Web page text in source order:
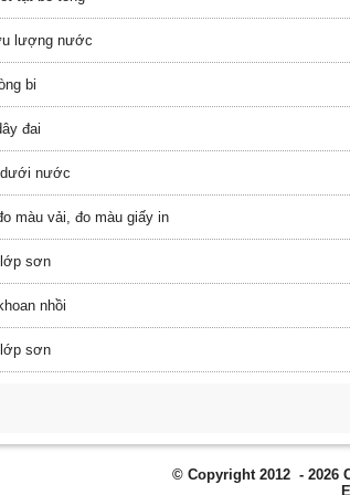
lượng nước
bi
đai
dưới nước
màu vải, đo màu giấy in
sơn
nhồi
sơn
© Copyright 2012 - 2026